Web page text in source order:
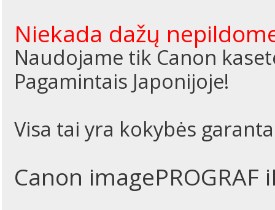
Niekada dažų
Naudojame tik Canon
Pagamintais Japonijoje!
Visa tai yra kokybės
Canon imagePROGRAF